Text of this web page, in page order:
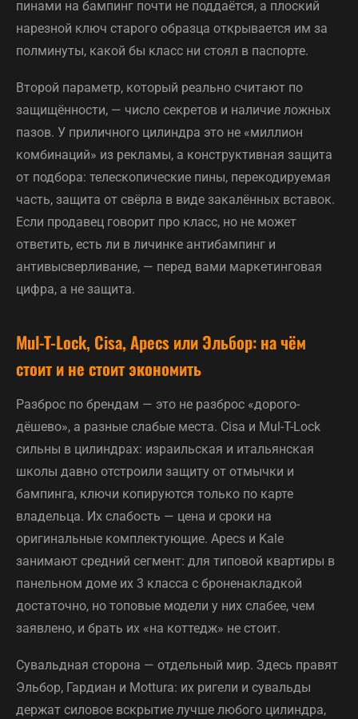
пинами на бампинг почти не поддаётся, а плоский
нарезной ключ старого образца открывается им за
полминуты, какой бы класс ни стоял в паспорте.
Второй параметр, который реально считают по
защищённости, — число секретов и наличие ложных
пазов. У приличного цилиндра это не «миллион
комбинаций» из рекламы, а конструктивная защита
от подбора: телескопические пины, перекодируемая
часть, защита от свёрла в виде закалённых вставок.
Если продавец говорит про класс, но не может
ответить, есть ли в личинке антибампинг и
антивысверливание, — перед вами маркетинговая
цифра, а не защита.
Mul-T-Lock, Cisa, Apecs или Эльбор: на чём
стоит и не стоит экономить
Разброс по брендам — это не разброс «дорого-
дёшево», а разные слабые места. Cisa и Mul-T-Lock
сильны в цилиндрах: израильская и итальянская
школы давно отстроили защиту от отмычки и
бампинга, ключи копируются только по карте
владельца. Их слабость — цена и сроки на
оригинальные комплектующие. Apecs и Kale
занимают средний сегмент: для типовой квартиры в
панельном доме их 3 класса с броненакладкой
достаточно, но топовые модели у них слабее, чем
заявлено, и брать их «на коттедж» не стоит.
Сувальдная сторона — отдельный мир. Здесь правят
Эльбор, Гардиан и Mottura: их ригели и сувальды
держат силовое вскрытие лучше любого цилиндра,